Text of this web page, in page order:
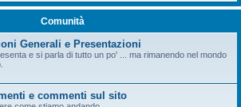
Comunità
Generali e Presentazioni
e si parla di tutto un po' ... ma rimanendo nel mondo
e commenti sul sito